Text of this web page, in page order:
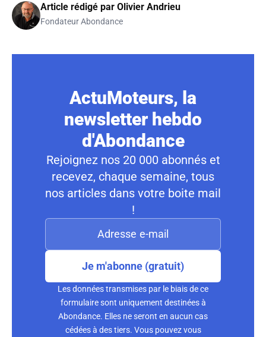
Article rédigé par Olivier Andrieu
Fondateur Abondance
ActuMoteurs, la
newsletter hebdo
d'Abondance
Rejoignez nos 20 000 abonnés et
recevez, chaque semaine, tous
nos articles dans votre boite mail
!
Je m'abonne (gratuit)
Les données transmises par le biais de ce
formulaire sont uniquement destinées à
Abondance. Elles ne seront en aucun cas
cédées à des tiers. Vous pouvez vous